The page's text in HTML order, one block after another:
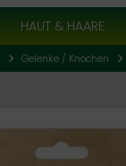
HAUT & HAARE
Gelenke / Knochen